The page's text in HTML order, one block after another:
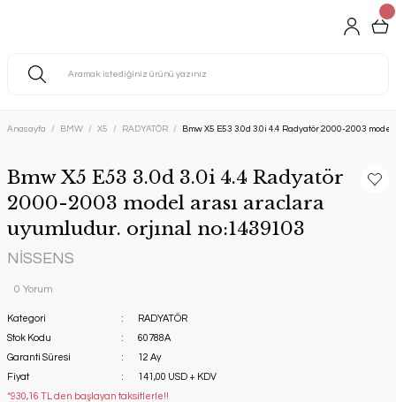
Anasayfa BMW X5 RADYATÖR Bmw X5 E53 3.0d 3.0i 4.4 Radyatör 2000-2003
Bmw X5 E53 3.0d 3.0i 4.4 Radyatör
2000-2003 model arası araclara
uyumludur. orjınal no:1439103
NİSSENS
0 Yorum
Kategori
RADYATÖR
Stok Kodu
60788A
Garanti Süresi
12 Ay
Fiyat
141,00 USD + KDV
*930,16 TL den başlayan taksitlerle!!